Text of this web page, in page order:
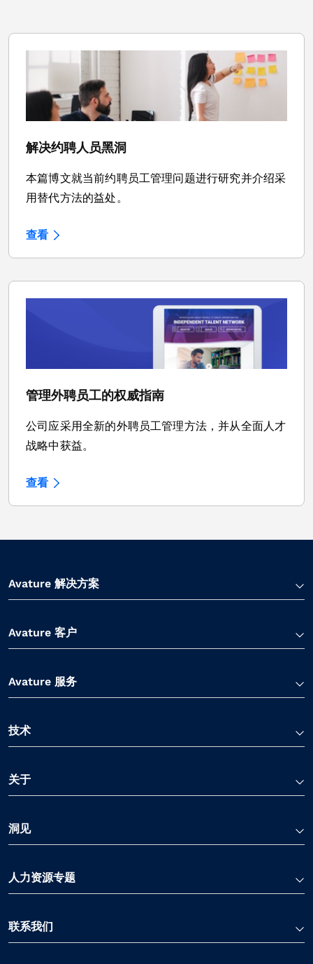
解决约聘人员黑洞
本篇博文就当前约聘员工管理问题进行研究并介绍采
用替代方法的益处。
查看
管理外聘员工的权威指南
公司应采用全新的外聘员工管理方法，并从全面人才
战略中获益。
查看
Avature 解决方案
Avature 客户
Avature 服务
技术
关于
洞见
人力资源专题
联系我们